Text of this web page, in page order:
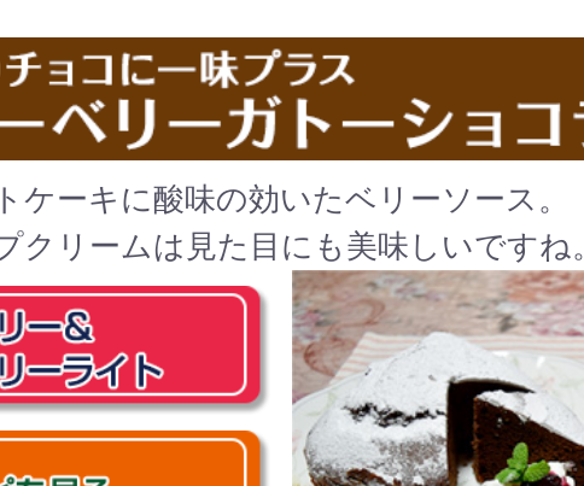
ケーキに酸味の効いたベリーソース。
クリームは見た目にも美味しいですね